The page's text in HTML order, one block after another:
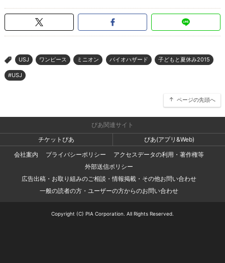
> USJ ワンピース ミニオン バイオハザード 子どもと夏休み2015
#USJ
ページの先頭へ
ぴあ関連サイト
チケットぴあ
ぴあ(アプリ&Web)
会社案内
プライバシーポリシー
アクセスデータの利用・著作権等
外部送信ポリシー
広告出稿・お取り組みのご相談・情報掲載・その他お問い合わせ
一般の読者の方・ユーザーの方からのお問い合わせ
Copyright (C) PIA Corporation. All Rights Reserved.